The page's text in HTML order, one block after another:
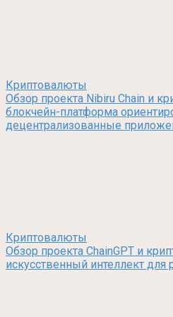
Криптовалюты
Обзор проекта Nibiru Chain и
блокчейн-платформа
децентрализованные
Криптовалюты
Обзор проекта ChainGPT и
искусственный интеллект